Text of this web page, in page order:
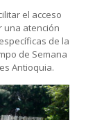
el acceso
una atención
de la
de Semana
Antioquia.